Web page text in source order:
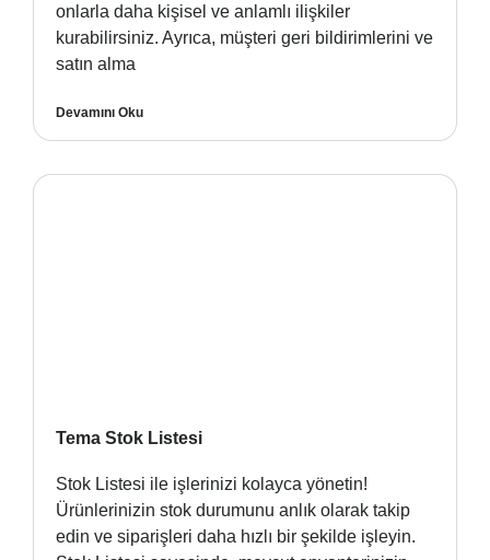
onlarla daha kişisel ve anlamlı ilişkiler
kurabilirsiniz. Ayrıca, müşteri geri bildirimlerini ve
satın alma
Devamını Oku
Tema Stok Listesi
Stok Listesi ile işlerinizi kolayca yönetin!
Ürünlerinizin stok durumunu anlık olarak takip
edin ve siparişleri daha hızlı bir şekilde işleyin.